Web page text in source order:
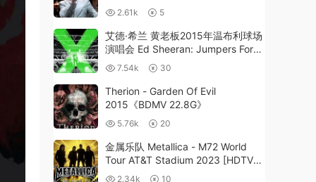
DL MKV 3.74GB]
2.61k 5
艾德·希兰 黄老板2015年温布利球场
演唱会 Ed Sheeran: Jumpers For
Goalposts - Live At Wembley
Stadium《BDMV 38.5G》
7.54k 30
Therion - Garden Of Evil
2015《BDMV 22.8G》
5.76k 20
金属乐队 Metallica - M72 World
Tour AT&T Stadium 2023 [HDTV
TS 25.2GB]
2.34k 10